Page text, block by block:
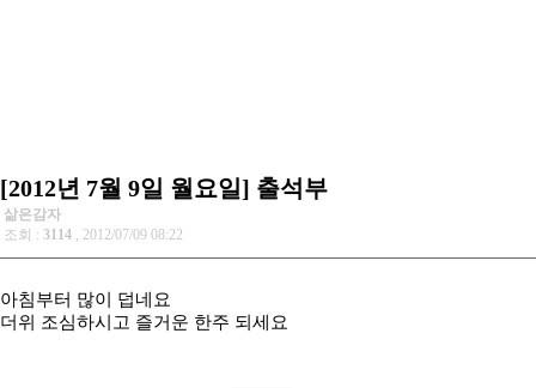
[2012년 7월 9일 월요일] 출석부
삶은감자
조회 : 3114 , 2012/07/09 08:22
아침부터 많이 덥네요
더위 조심하시고 즐거운 한주 되세요